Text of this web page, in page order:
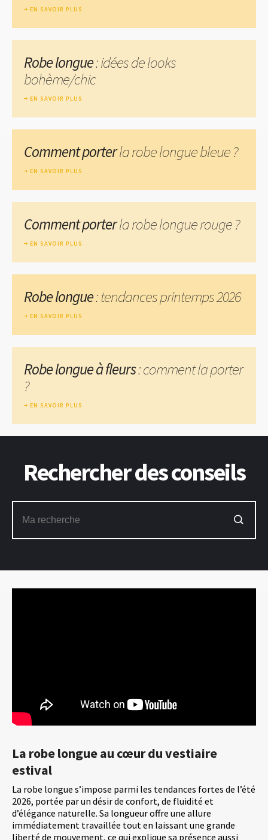
La robe longue au cœur du vestiaire
estival
La robe longue s’impose parmi les tendances fortes de l’été
2026, portée par un désir de confort, de fluidité et
d’élégance naturelle. Sa longueur offre une allure
immédiatement travaillée tout en laissant une grande
liberté de mouvement, ce qui explique sa présence aussi
EN SAVOIR PLUS
Robe longue: idées de looks
bohème/chic
EN SAVOIR PLUS
Comment porterla robe longue bleue ?
EN SAVOIR PLUS
Comment porterla robe longue rouge ?
EN SAVOIR PLUS
Robe longue: tendances printemps 2026
EN SAVOIR PLUS
Robe longue à fleurs: comment la porter
?
EN SAVOIR PLUS
Rechercher des conseils